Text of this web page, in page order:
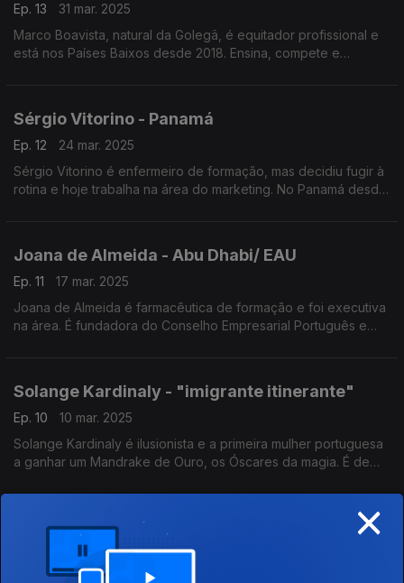
Ep. 13
31 mar. 2025
Marco Boavista, natural da Golegâ, é equitador profissional e
está nos Países Baixos desde 2018. Ensina, compete e
Sérgio Vitorino - Panamá
Ep. 12
24 mar. 2025
Sérgio Vitorino é enfermeiro de formação, mas decidiu fugir à
rotina e hoje trabalha na área do marketing. No Panamá desde
Joana de Almeida - Abu Dhabi/ EAU
Ep. 11
17 mar. 2025
Joana de Almeida é farmacêutica de formação e foi executiva
na área. É fundadora do Conselho Empresarial Português e
Solange Kardinaly - "imigrante itinerante"
Ep. 10
10 mar. 2025
Solange Kardinaly é ilusionista e a primeira mulher portuguesa
a ganhar um Mandrake de Ouro, os Óscares da magia. É de
Troca 25 vezes de roupa apenas num minuto.
Ângela Silva - Valais/Suiça
03 mar. 2025
Ângela Silva vive no cantão suiço de Valais há mais de uma
×